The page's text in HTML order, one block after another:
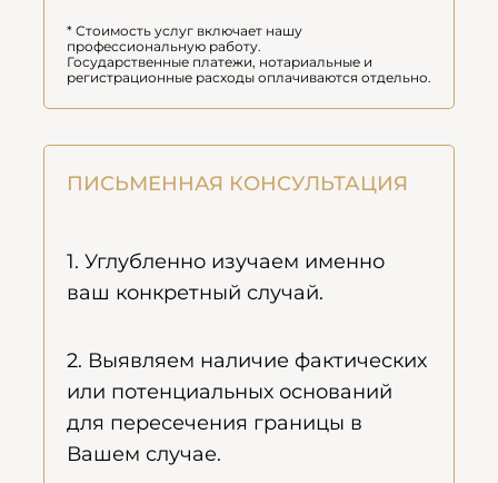
* Стоимость услуг включает нашу
профессиональную работу.
Государственные платежи, нотариальные и
регистрационные расходы оплачиваются отдельно.
ПИСЬМЕННАЯ КОНСУЛЬТАЦИЯ
1. Углубленно изучаем именно
ваш конкретный случай.
2. Выявляем наличие фактических
или потенциальных оснований
для пересечения границы в
Вашем случае.